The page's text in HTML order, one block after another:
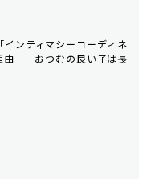
ンティマシーコーディネ
由 「おつむの良い子は長